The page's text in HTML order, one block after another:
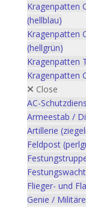
Kragenpatten
(hellblau)
Kragenpatten
(hellgrün)
Kragenpatten
Kragenpatten
Close
AC-
Armeestab /
Artillerie
Feldpost
Flieger- und
Genie /